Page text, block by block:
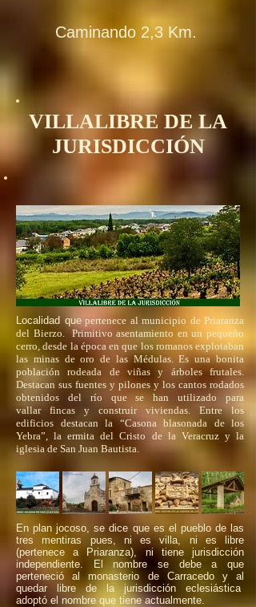
Caminando 2,3 Km.
VILLALIBRE DE LA
JURISDICCIÓN
Localidad quepertenece al municipio de Priaranza
del Bierzo. Primitivo asentamiento en un pequeño
cerro, desde la época en que los romanos explotaban
las minas de oro de las Médulas. Es una bonita
población rodeada de viñas y árboles frutales.
Destacan sus fuentes y pilones y los cantos rodados
obtenidos del río que se han utilizado para
vallar fincas y construir viviendas. Entre los
edificios destacan la “Casona blasonada de los
Yebra”, la ermita del Cristo de la Veracruz y la
iglesia de San Juan Bautista.
En plan jocoso, se dice que es el pueblo de las
tres mentiras pues, ni es villa, ni es libre
(pertenece a Priaranza), ni tiene jurisdicción
independiente. El nombre se debe a que
perteneció al monasterio de Carracedo y al
quedar libre de la jurisdicción eclesiástica
adoptó el nombre que tiene actualmente.